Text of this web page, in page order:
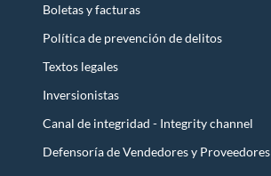
Boletas y facturas
Política de prevención de delitos
Textos legales
Inversionistas
Canal de integridad - Integrity channel
Defensoría de Vendedores y Proveedores